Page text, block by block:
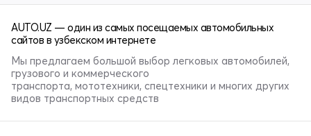
AUTO.UZ — один из самых посещаемых автомобильных
сайтов в узбекском интернете
Мы предлагаем большой выбор легковых автомобилей,
грузового и коммерческого
транспорта, мототехники, спецтехники и многих других
видов транспортных средств